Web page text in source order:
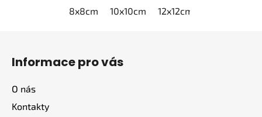
8x8cm 10x10cm 12x12cm
Informace pro vás
O nás
Kontakty